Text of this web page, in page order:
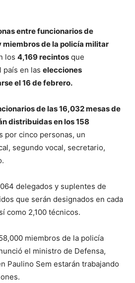
entre funcionarios de
de la policía militar
los 4,169 recintos que
país en las elecciones
el 16 de febrero.
de las 16,032 mesas de
distribuidas en los 158
por cinco personas, un
segundo vocal, secretario,
delegados y suplentes de
que serán designados en cada
como 2,100 técnicos.
miembros de la policía
el ministro de Defensa,
Paulino Sem estarán trabajando